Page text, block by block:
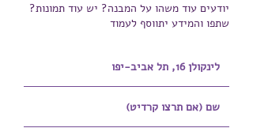
יודעים עוד משהו על המבנה? יש עוד תמונות?
שתפו והמידע יתווסף לעמוד